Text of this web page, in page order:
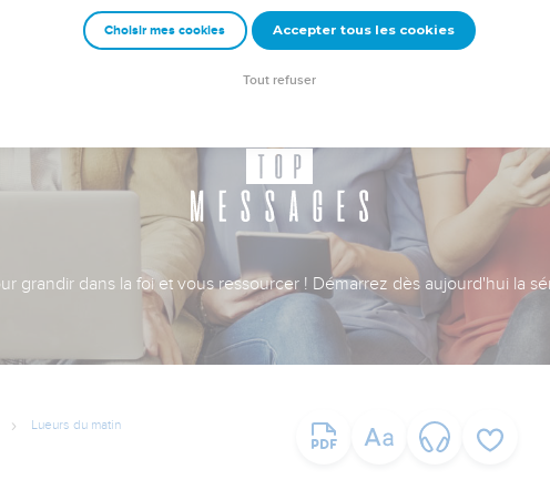
grandir dans la foi et vous ressourcer ! Démarrez dès aujourd'hui la
Lueurs du matin
Choisir mes cookies Accepter tous les cookies
Tout refuser